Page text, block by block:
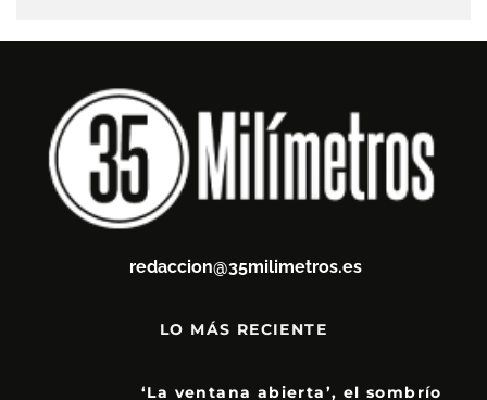
redaccion@35milimetros.es
LO MÁS RECIENTE
‘La ventana abierta’, el sombrío